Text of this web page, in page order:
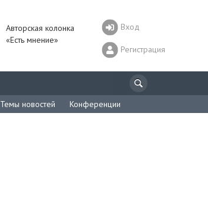
Авторская колонка
«Есть мнение»
Вход
Регистрация
Темы новостей Конференции